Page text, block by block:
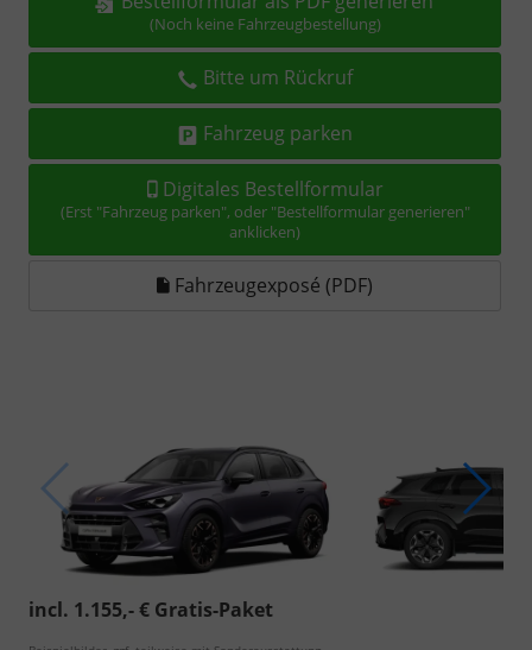
(Noch keine Fahrzeugbestellung)
Bitte um Rückruf
Fahrzeug parken
Digitales Bestellformular
(Erst "Fahrzeug parken", oder "Bestellformular generieren"
anklicken)
Fahrzeugexposé (PDF)
incl. 1.155,- € Gratis-Paket